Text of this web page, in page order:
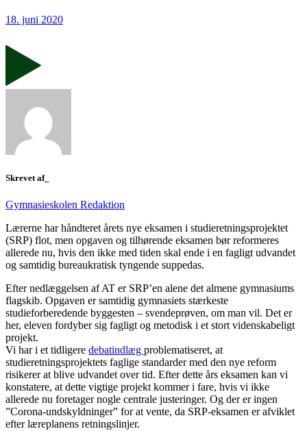
18. juni 2020
Skrevet af_
Gymnasieskolen Redaktion
Lærerne har håndteret årets nye eksamen i studieretningsprojektet
(SRP) flot, men opgaven og tilhørende eksamen bør reformeres
allerede nu, hvis den ikke med tiden skal ende i en fagligt udvandet
og samtidig bureaukratisk tyngende suppedas.
Efter nedlæggelsen af AT er SRP’en alene det almene gymnasiums
flagskib. Opgaven er samtidig gymnasiets stærkeste
studieforberedende byggesten – svendeprøven, om man vil. Det er
her, eleven fordyber sig fagligt og metodisk i et stort videnskabeligt
projekt.
Vi har i et tidligere debatindlæg problematiseret, at
studieretningsprojektets faglige standarder med den nye reform
risikerer at blive udvandet over tid. Efter dette års eksamen kan vi
konstatere, at dette vigtige projekt kommer i fare, hvis vi ikke
allerede nu foretager nogle centrale justeringer. Og der er ingen
”Corona-undskyldninger” for at vente, da SRP-eksamen er afviklet
efter læreplanens retningslinjer.